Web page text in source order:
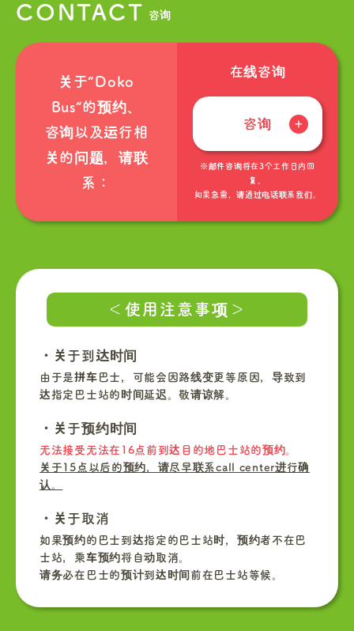
CONTACT 咨询
关于“Doko
Bus“的预约、
咨询以及运行相
关的问题，请联
系：
在线咨询
咨询
※邮件咨询将在3个工作日内回
复。
如果急需，请通过电话联系我们。
＜使用注意事项＞
・关于到达时间
由于是拼车巴士，可能会因路线变更等原因，导致到
达指定巴士站的时间延迟。敬请谅解。
・关于预约时间
无法接受无法在16点前到达目的地巴士站的预约。
关于15点以后的预约，请尽早联系call center进行确
认。
・关于取消
如果预约的巴士到达指定的巴士站时，预约者不在巴
士站，乘车预约将自动取消。
请务必在巴士的预计到达时间前在巴士站等候。